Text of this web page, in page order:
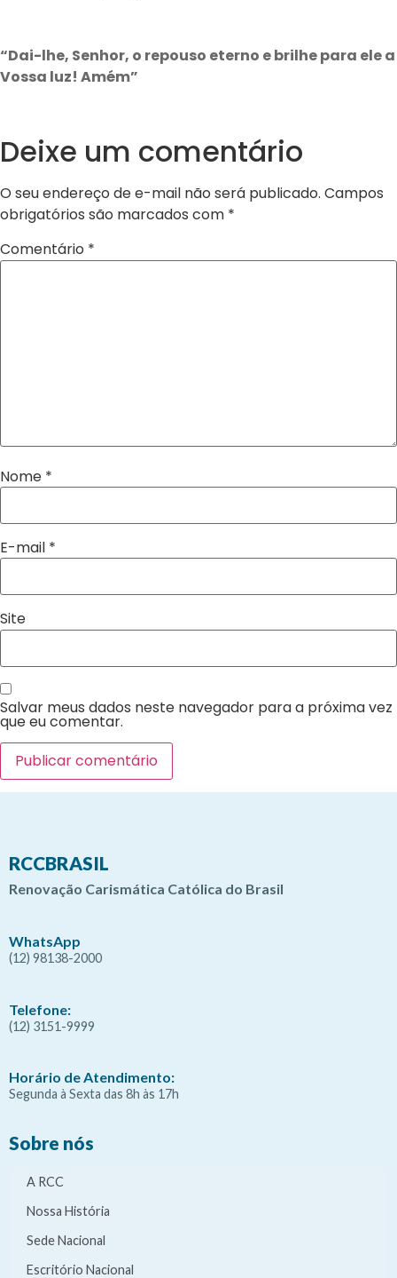
“Dai-lhe, Senhor, o repouso eterno e brilhe para ele a
Vossa luz! Amém”
Deixe um comentário
O seu endereço de e-mail não será publicado. Campos
obrigatórios são marcados com *
Comentário *
Nome *
E-mail *
Site
Salvar meus dados neste navegador para a próxima vez
que eu comentar.
RCCBRASIL
Renovação Carismática Católica do Brasil
WhatsApp
(12) 98138-2000
Telefone:
(12) 3151-9999
Horário de Atendimento:
Segunda à Sexta das 8h às 17h
Sobre nós
A RCC
Nossa História
Sede Nacional
Escritório Nacional